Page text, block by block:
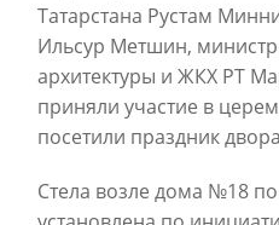
Татарстана Рустам
Ильсур Метшин, министр
архитектуры и ЖКХ РТ
приняли участие в
посетили праздник
Стела возле дома №18